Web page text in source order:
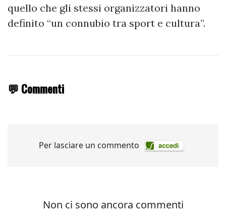
quello che gli stessi organizzatori hanno
definito “un connubio tra sport e cultura”.
💬 Commenti